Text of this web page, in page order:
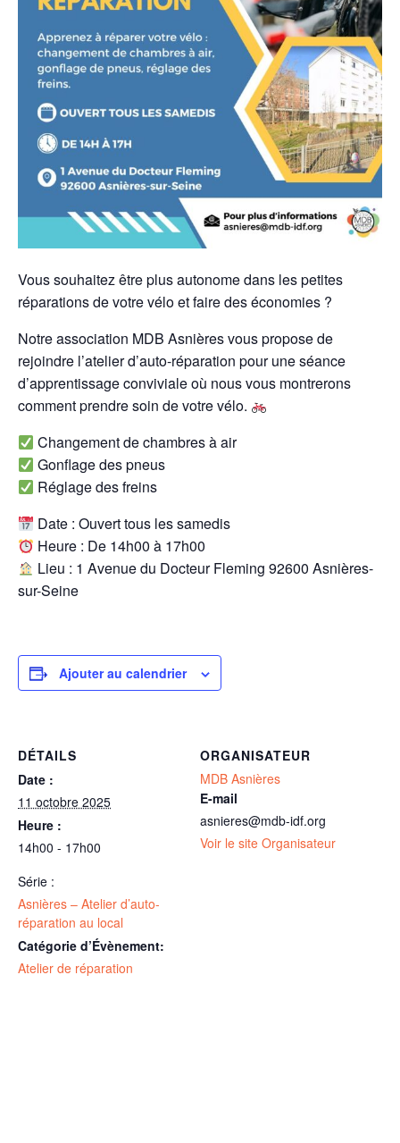
Vous souhaitez être plus autonome dans les petites
réparations de votre vélo et faire des économies ?
Notre association MDB Asnières vous propose de
rejoindre l’atelier d’auto-réparation pour une séance
d’apprentissage conviviale où nous vous montrerons
comment prendre soin de votre vélo.
Changement de chambres à air
Gonflage des pneus
Réglage des freins
Date : Ouvert tous les samedis
Heure : De 14h00 à 17h00
Lieu : 1 Avenue du Docteur Fleming 92600 Asnières-
sur-Seine
Ajouter au calendrier
DÉTAILS
Date :
11 octobre 2025
Heure :
14h00 - 17h00
Série :
Asnières – Atelier d’auto-
réparation au local
Catégorie d’Évènement:
Atelier de réparation
ORGANISATEUR
MDB Asnières
E-mail
asnieres@mdb-idf.org
Voir le site Organisateur